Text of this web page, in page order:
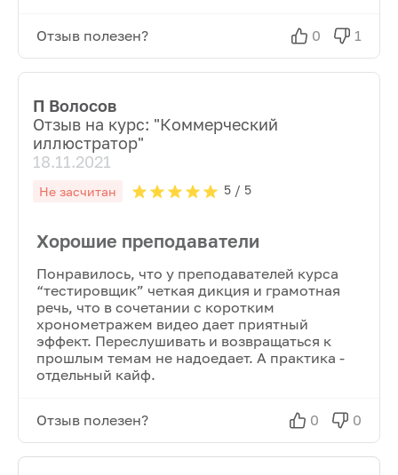
Отзыв полезен? 0 1
П Волосов
Отзыв на курс: "Коммерческий
иллюстратор"
18.11.2021
Не засчитан 5/ 5
Хорошие преподаватели
Понравилось, что у преподавателей курса
“тестировщик” четкая дикция и грамотная
речь, что в сочетании с коротким
хронометражем видео дает приятный
эффект. Переслушивать и возвращаться к
прошлым темам не надоедает. А практика -
отдельный кайф.
Отзыв полезен? 0 0